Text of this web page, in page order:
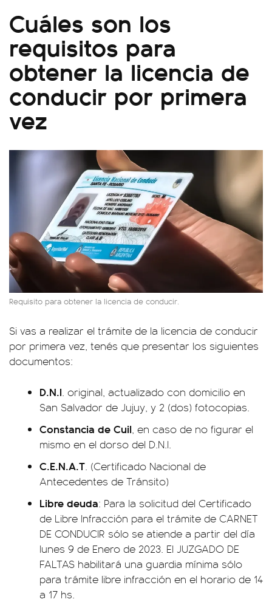
Cuáles son los
requisitos para
obtener la licencia de
conducir por primera
vez
Requisito para obtener la licencia de conducir.
Si vas a realizar el trámite de la licencia de conducir
por primera vez, tenés que presentar los siguientes
documentos:
D.N.I. original, actualizado con domicilio en
San Salvador de Jujuy, y 2 (dos) fotocopias.
Constancia de Cuil, en caso de no figurar el
mismo en el dorso del D.N.I.
C.E.N.A.T. (Certificado Nacional de
Antecedentes de Tránsito)
Libre deuda: Para la solicitud del Certificado
de Libre Infracción para el trámite de CARNET
DE CONDUCIR sólo se atiende a partir del día
lunes 9 de Enero de 2023. El JUZGADO DE
FALTAS habilitará una guardia mínima sólo
para trámite libre infracción en el horario de 14
a 17 hs.